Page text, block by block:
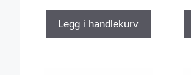
Legg i handlekurv